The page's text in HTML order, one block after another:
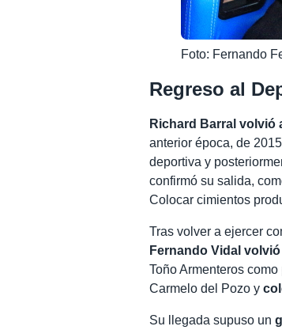
Foto: Fernando
Regreso al
Richard Barral volvió
anterior época, de
deportiva y
confirmó su salida,
Colocar cimientos
Tras volver a ejercer
Fernando Vidal
Toño Armenteros
Carmelo del Pozo y
Su llegada supuso un